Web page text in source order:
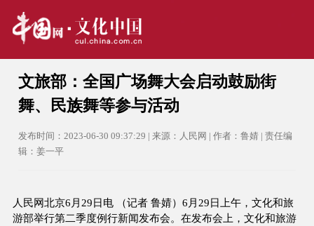
文旅部：全国广场舞大会启动鼓励街
舞、民族舞等参与活动
发布时间：2023-06-30 09:37:29 | 来源：人民网 | 作者：鲁婧 | 责任编
辑：姜一平
人民网北京6月29日电 （记者 鲁婧）6月29日上午，文化和旅
游部举行第二季度例行新闻发布会。在发布会上，文化和旅游